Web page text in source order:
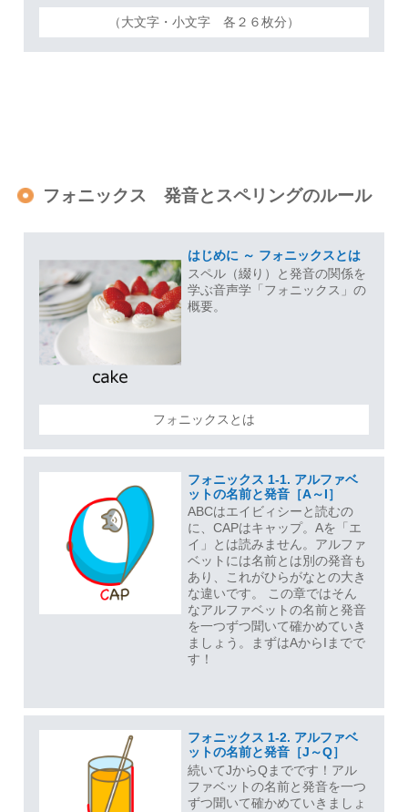
（大文字・小文字 各２６枚分）
フォニックス 発音とスペリングのルール
はじめに ～ フォニックスとは
スペル（綴り）と発音の関係を
学ぶ音声学「フォニックス」の
概要。
フォニックスとは
フォニックス 1-1. アルファベ
ットの名前と発音［A～I］
ABCはエイビィシーと読むの
に、CAPはキャップ。Aを「エ
イ」とは読みません。アルファ
ベットには名前とは別の発音も
あり、これがひらがなとの大き
な違いです。 この章ではそん
なアルファベットの名前と発音
を一つずつ聞いて確かめていき
ましょう。まずはAからIまでで
す！
フォニックス 1-2. アルファベ
ットの名前と発音［J～Q］
続いてJからQまでです！アル
ファベットの名前と発音を一つ
ずつ聞いて確かめていきましょ